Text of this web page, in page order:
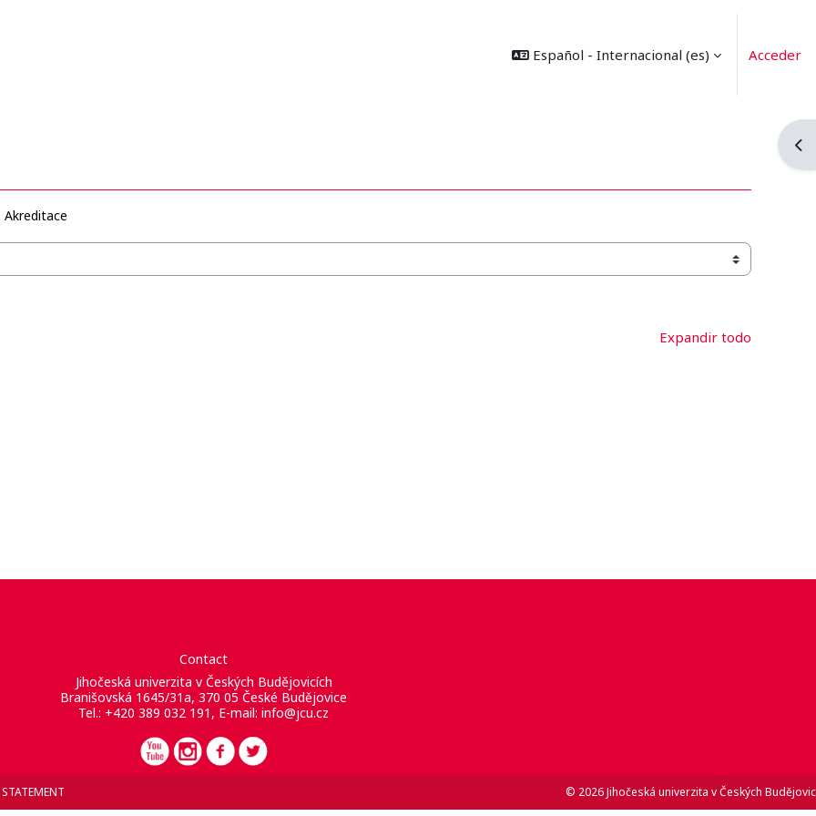
Español - Internacional ‎(es)‎ Acceder
Akreditace
Expandir todo
Contact
Jihočeská univerzita v Českých Budějovicích
Branišovská 1645/31a, 370 05 České Budějovice
Tel.: +420 389 032 191, E-mail: info@jcu.cz
© 2026 Jihočeská univerzita v Českých